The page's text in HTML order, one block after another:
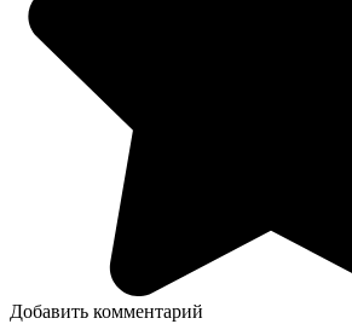
Добавить комментарий